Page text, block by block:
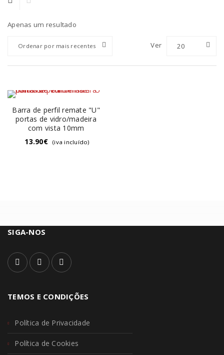
Apenas um resultado
Ordenar por mais recentes Ver 20
Barra de perfil remate "U"
portas de vidro/madeira
com vista 10mm
13.90€ (iva incluído)
SIGA-NOS
TEMOS E CONDIÇÕES
Política de Privacidade
Política de Cookies